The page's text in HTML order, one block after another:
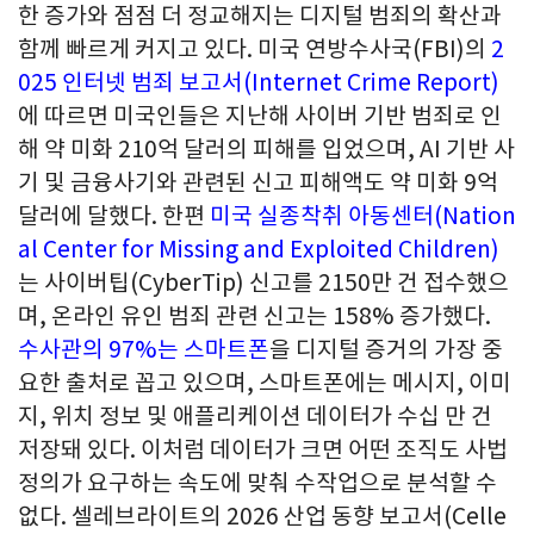
한 증가와 점점 더 정교해지는 디지털 범죄의 확산과
함께 빠르게 커지고 있다. 미국 연방수사국(FBI)의 2
025 인터넷 범죄 보고서(Internet Crime Report)
에 따르면 미국인들은 지난해 사이버 기반 범죄로 인
해 약 미화 210억 달러의 피해를 입었으며, AI 기반 사
기 및 금융사기와 관련된 신고 피해액도 약 미화 9억
달러에 달했다. 한편 미국 실종착취 아동센터(Nation
al Center for Missing and Exploited Children)
는 사이버팁(CyberTip) 신고를 2150만 건 접수했으
며, 온라인 유인 범죄 관련 신고는 158% 증가했다.
수사관의 97%는 스마트폰을 디지털 증거의 가장 중
요한 출처로 꼽고 있으며, 스마트폰에는 메시지, 이미
지, 위치 정보 및 애플리케이션 데이터가 수십 만 건
저장돼 있다. 이처럼 데이터가 크면 어떤 조직도 사법
정의가 요구하는 속도에 맞춰 수작업으로 분석할 수
없다. 셀레브라이트의 2026 산업 동향 보고서(Celle